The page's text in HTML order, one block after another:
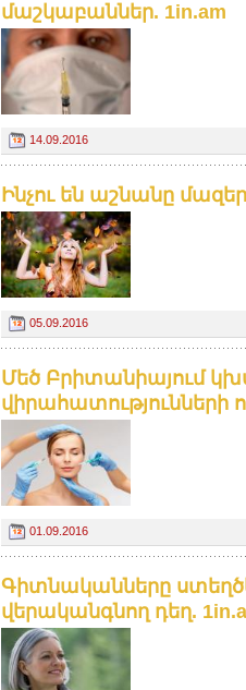
մաշկաբաններ. 1in.am
14.09.2016
Ինչու են աշնանը
05.09.2016
Մեծ Բրիտանիայում
վիրահատությունների
01.09.2016
Գիտնականները
վերականգնող դեղ.